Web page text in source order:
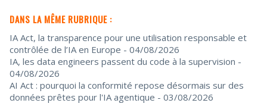
DANS LA MÊME RUBRIQUE :
IA Act, la transparence pour une utilisation responsable et
contrôlée de l’IA en Europe - 04/08/2026
IA, les data engineers passent du code à la supervision -
04/08/2026
AI Act : pourquoi la conformité repose désormais sur des
données prêtes pour l'IA agentique - 03/08/2026